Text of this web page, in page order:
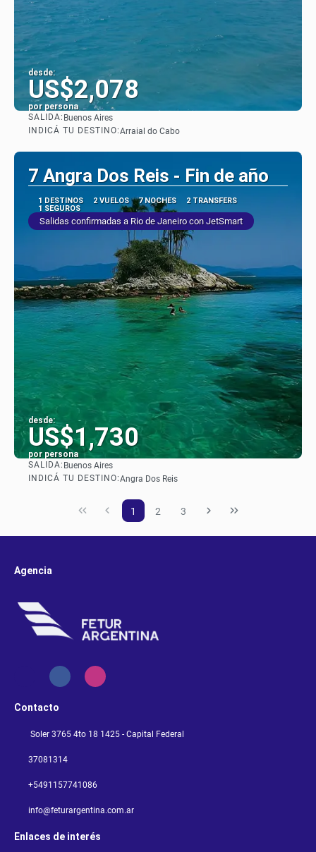
desde:
US$2,078
por persona
SALIDA: Buenos Aires
INDICÁ TU DESTINO:Arraial do Cabo
7 Angra Dos Reis - Fin de año
1 DESTINOS 2 VUELOS 7 NOCHES
2 TRANSFERS
1 SEGUROS
Salidas confirmadas a Rio de Janeiro con JetSmart
desde:
US$1,730
por persona
SALIDA: Buenos Aires
INDICÁ TU DESTINO:Angra Dos Reis
1 2 3
Agencia
Contacto
Soler 3765 4to 18 1425 - Capital Federal
37081314
+5491157741086
info@feturargentina.com.ar
Enlaces de interés